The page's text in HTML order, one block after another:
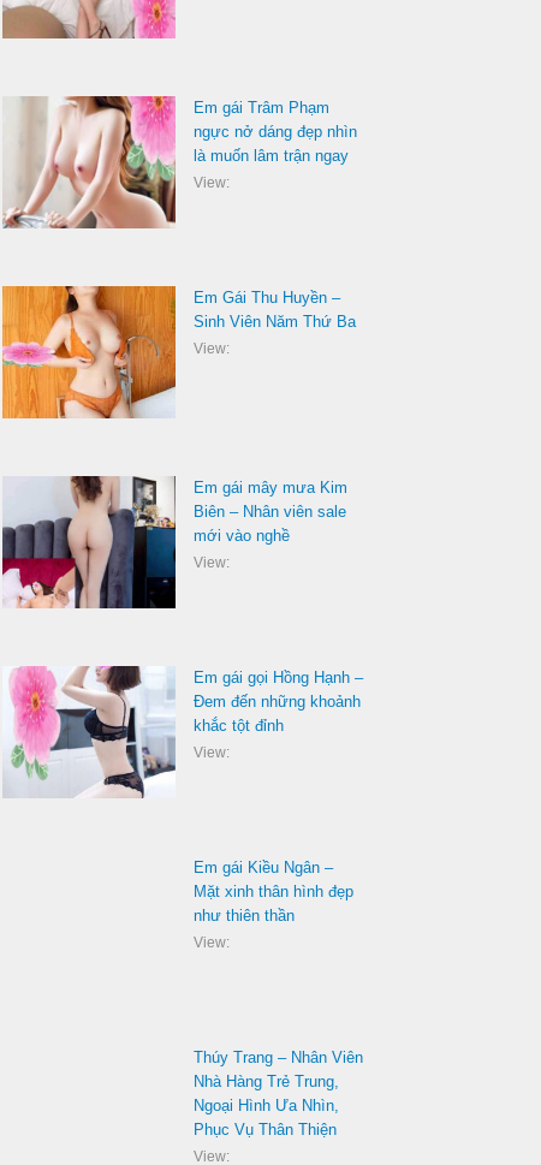
Em gái Trâm Phạm
ngực nở dáng đẹp nhìn
là muốn lâm trận ngay
View:
Em Gái Thu Huyền –
Sinh Viên Năm Thứ Ba
View:
Em gái mây mưa Kim
Biên – Nhân viên sale
mới vào nghề
View:
Em gái gọi Hồng Hạnh –
Đem đến những khoảnh
khắc tột đỉnh
View:
Em gái Kiều Ngân –
Mặt xinh thân hình đẹp
như thiên thần
View:
Thúy Trang – Nhân Viên
Nhà Hàng Trẻ Trung,
Ngoại Hình Ưa Nhìn,
Phục Vụ Thân Thiện
View: